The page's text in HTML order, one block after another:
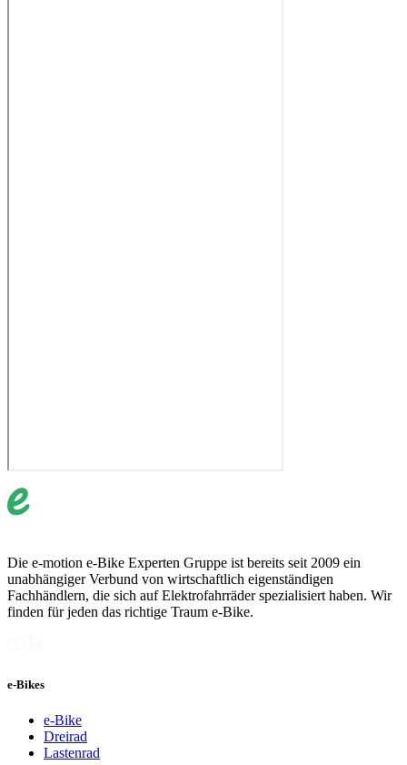
Die e-motion e-Bike Experten Gruppe ist bereits seit 2009 ein
unabhängiger Verbund von wirtschaftlich eigenständigen
Fachhändlern, die sich auf Elektrofahrräder spezialisiert haben. Wir
finden für jeden das richtige Traum e-Bike.
e-Bikes
e-Bike
Dreirad
Lastenrad